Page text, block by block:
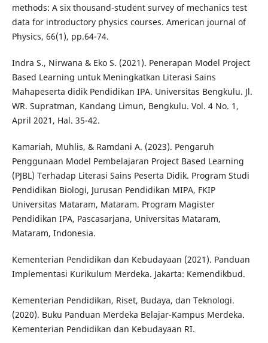
methods: A six thousand-student survey of mechanics test
data for introductory physics courses. American journal of
Physics, 66(1), pp.64-74.
Indra S., Nirwana & Eko S. (2021). Penerapan Model Project
Based Learning untuk Meningkatkan Literasi Sains
Mahapeserta didik Pendidikan IPA. Universitas Bengkulu. Jl.
WR. Supratman, Kandang Limun, Bengkulu. Vol. 4 No. 1,
April 2021, Hal. 35-42.
Kamariah, Muhlis, & Ramdani A. (2023). Pengaruh
Penggunaan Model Pembelajaran Project Based Learning
(PJBL) Terhadap Literasi Sains Peserta Didik. Program Studi
Pendidikan Biologi, Jurusan Pendidikan MIPA, FKIP
Universitas Mataram, Mataram. Program Magister
Pendidikan IPA, Pascasarjana, Universitas Mataram,
Mataram, Indonesia.
Kementerian Pendidikan dan Kebudayaan (2021). Panduan
Implementasi Kurikulum Merdeka. Jakarta: Kemendikbud.
Kementerian Pendidikan, Riset, Budaya, dan Teknologi.
(2020). Buku Panduan Merdeka Belajar-Kampus Merdeka.
Kementerian Pendidikan dan Kebudayaan RI.